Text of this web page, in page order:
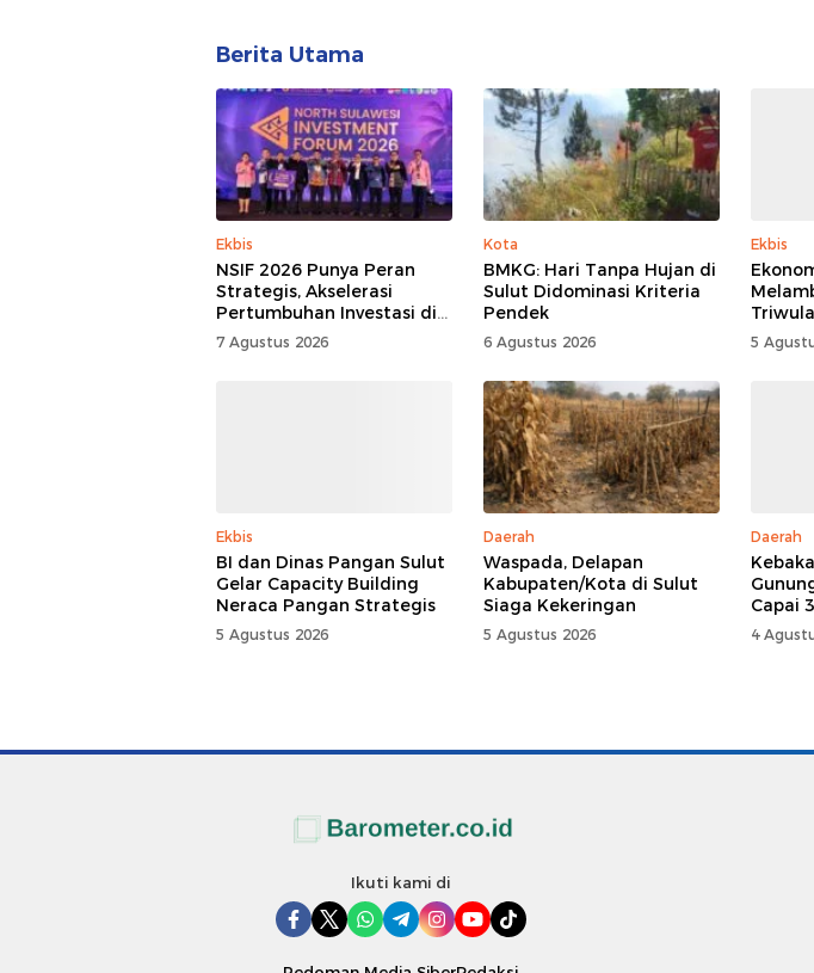
Berita Utama
Ekbis
NSIF 2026 Punya Peran
Strategis, Akselerasi
Pertumbuhan Investasi di
Sulut
7 Agustus 2026
Kota
BMKG: Hari Tanpa Hujan di
Sulut Didominasi Kriteria
Pendek
6 Agustus 2026
Ekbis
5
Ekbis
BI dan Dinas Pangan Sulut
Gelar Capacity Building
Neraca Pangan Strategis
5 Agustus 2026
Daerah
Waspada, Delapan
Kabupaten/Kota di Sulut
Siaga Kekeringan
5 Agustus 2026
Daerah
Capai
4
Ikuti kami di